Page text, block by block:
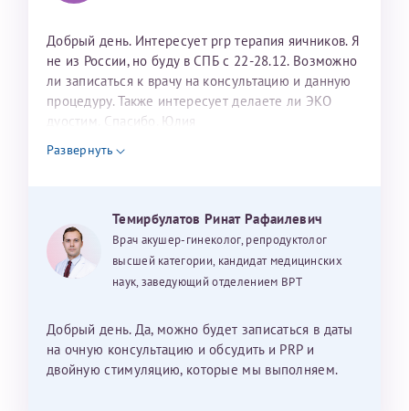
Добрый день. Интересует prp терапия яичников. Я
не из России, но буду в СПБ с 22-28.12. Возможно
ли записаться к врачу на консультацию и данную
процедуру. Также интересует делаете ли ЭКО
дуостим. Спасибо. Юлия
Развернуть
Темирбулатов Ринат Рафаилевич
Врач акушер-гинеколог, репродуктолог
высшей категории, кандидат медицинских
наук, заведующий отделением ВРТ
Добрый день. Да, можно будет записаться в даты
на очную консультацию и обсудить и PRP и
двойную стимуляцию, которые мы выполняем.